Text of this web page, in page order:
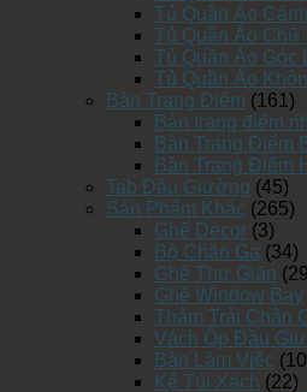
Tủ Quần Áo
Tủ Quần Áo Chữ
Tủ Quần Áo Góc L
Tủ Quần Áo
Bàn Trang Điểm (161)
Bàn trang điểm
Bàn Trang Điểm
Bàn Trang Điểm
Tab Đầu Giường (45)
Sản Phẩm Khác (265)
Ghế Decor (3)
Bộ Chăn Ga (34)
Ghế Thư Giãn
Ghế Window Bay
Thảm Trải Chân
Vách Ốp Đầu
Bàn Làm Việc
Kệ Túi Xách (22)